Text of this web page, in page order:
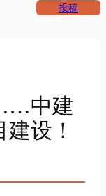
投稿
中建
设！